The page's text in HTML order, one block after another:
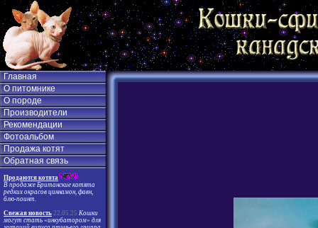
Главная
О питомнике
О породе
Производители
Рекомендации
Фотоальбом
Продажа котят
Обратная связь
Продаются котята
В продаже Британские котята
редких окрасов циннамон, фавн,
блю-поинт.
Свежая новость 22.05.25 Кошки
могут стать «инкубатором» для